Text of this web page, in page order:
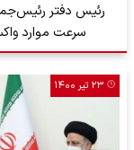
رئیس دفتر
سرعت موارد
۲۳ تیر ۱۴۰۰